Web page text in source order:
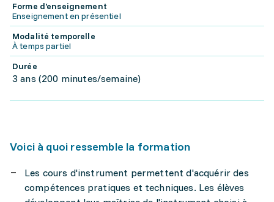
Forme d'enseignement
Enseignement en présentiel
Modalité temporelle
À temps partiel
Durée
3 ans (200 minutes/semaine)
Voici à quoi ressemble la formation
Les cours d'instrument permettent d'acquérir des
compétences pratiques et techniques. Les élèves